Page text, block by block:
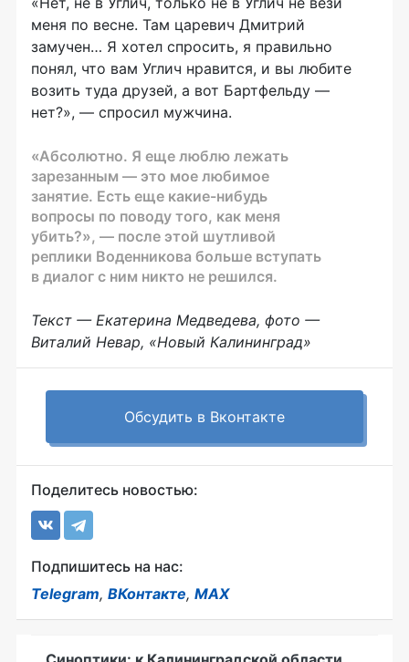
меня по весне. Там царевич Дмитрий
замучен… Я хотел спросить, я правильно
понял, что вам Углич нравится, и вы любите
возить туда друзей, а вот Бартфельду —
нет?», — спросил мужчина.
«Абсолютно. Я еще люблю лежать
зарезанным — это мое любимое
занятие. Есть еще какие-нибудь
вопросы по поводу того, как меня
убить?», — после этой шутливой
реплики Воденникова больше вступать
в диалог с ним никто не решился.
Текст — Екатерина Медведева, фото —
Виталий Невар, «Новый Калининград»
Обсудить в Вконтакте
Поделитесь новостью:
Подпишитесь на нас:
Telegram, ВКонтакте, MAX